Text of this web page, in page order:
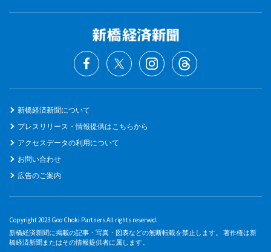
新橋経済新聞について
プレスリリース・情報提供はこちらから
アクセスデータの利用について
お問い合わせ
広告のご案内
Copyright 2023 Goo Choki Partners All rights reserved.
新橋経済新聞に掲載の記事・写真・図表などの無断転載を禁止します。 著作権は新
橋経済新聞またはその情報提供者に属します。